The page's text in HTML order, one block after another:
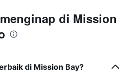
di Mission
di Mission Bay?